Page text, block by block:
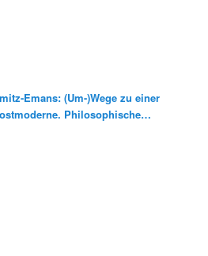
Emans: (Um-)Wege zu einer
Philosophische